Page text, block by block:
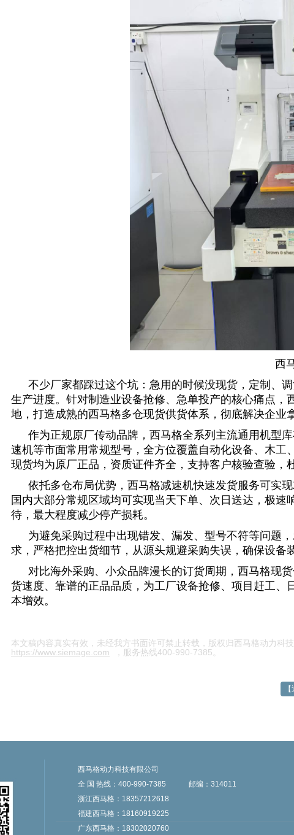
西
不少厂家都踩过这个坑：急用的时候没现货，定制、
生产进度。针对制造业设备抢修、急单投产的核心痛点
地，打造成熟的西马格多仓现货供货体系，彻底解决企业
作为正规原厂传动品牌，西马格全系列主流通用机型
速机等市面常用常规型号，全方位覆盖自动化设备、木
现货均为原厂正品，资质证件齐全，支持客户核验查验，
依托多仓布局优势， 西马格减速机快速发货服务可实
国内大部分常规区域均可实现当天下单、次日送达，极
待，最大程度减少停产损耗。
为避免采购过程中出现错发、漏发、型号不符等问题
求，严格把控出货细节，从源头规避采购失误，确保设备
对比海外采购、小众品牌漫长的订货周期，西马格现
货速度、靠谱的正品品质，为工厂设备抢修、项目赶工
本增效。
本文稿内容真实有效，未经我方书面许可禁止转载，版权归西马格动力科
https://www.siemage.com ，服务热线400-990-7385。
西马格动力科技有限公司
全 国 热线：400-990-7385
邮编：314011
浙江西马格：18357212618
福建西马格：18160919225
广东西马格：18302020760